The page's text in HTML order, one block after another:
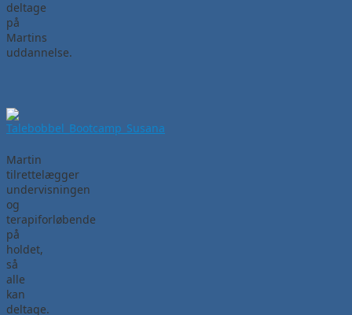
deltage
på
Martins
uddannelse.
Martin
tilrettelægger
undervisningen
og
terapiforløbende
på
holdet,
så
alle
kan
deltage.